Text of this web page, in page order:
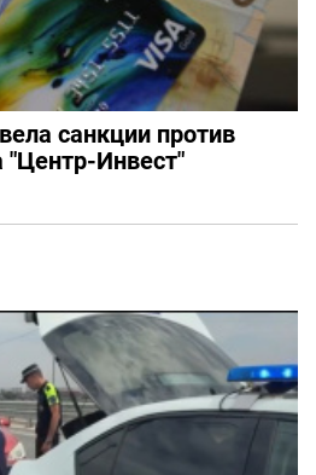
санкции против
"Центр-Инвест"